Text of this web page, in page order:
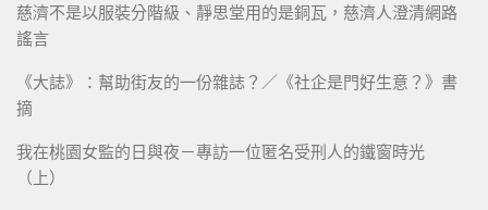
慈濟不是以服裝分階級、靜思堂用的是銅瓦，慈濟人澄清網路
謠言
《大誌》：幫助街友的一份雜誌？／《社企是門好生意？》書
摘
我在桃園女監的日與夜－專訪一位匿名受刑人的鐵窗時光
（上）